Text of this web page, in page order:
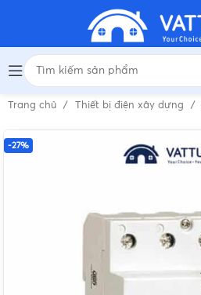
Trang chủ Thiết bị điện xây dựng
-27%